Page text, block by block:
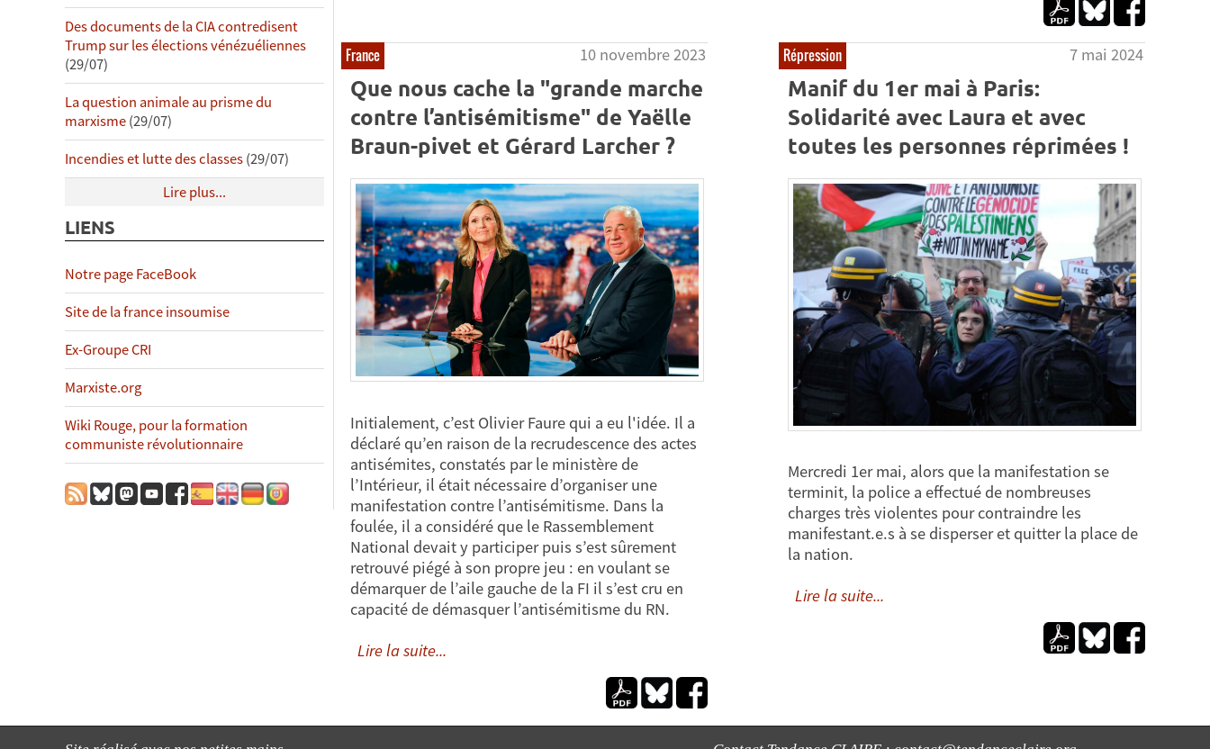
Des documents de la CIA contredisent
Trump sur les élections vénézuéliennes
(29/07)
La question animale au prisme du
marxisme(29/07)
Incendies et lutte des classes(29/07)
Lire plus...
LIENS
Notre page FaceBook
Site de la france insoumise
Ex-Groupe CRI
Marxiste.org
Wiki Rouge, pour la formation
communiste révolutionnaire
Répression 7 mai 2024
Manif du 1er mai à Paris:
Solidarité avec Laura et avec
toutes les personnes réprimées !
Mercredi 1er mai, alors que la manifestation se
terminit, la police a effectué de nombreuses
charges très violentes pour contraindre les
manifestant.e.s à se disperser et quitter la place de
la nation.
Lire la suite...
France 10 novembre 2023
Que nous cache la "grande marche
contre l’antisémitisme" de Yaëlle
Braun-pivet et Gérard Larcher ?
Initialement, c’est Olivier Faure qui a eu l'idée. Il a
déclaré qu’en raison de la recrudescence des actes
antisémites, constatés par le ministère de
l’Intérieur, il était nécessaire d’organiser une
manifestation contre l’antisémitisme. Dans la
foulée, il a considéré que le Rassemblement
National devait y participer puis s’est sûrement
retrouvé piégé à son propre jeu : en voulant se
démarquer de l’aile gauche de la FI il s’est cru en
capacité de démasquer l’antisémitisme du RN.
Lire la suite...